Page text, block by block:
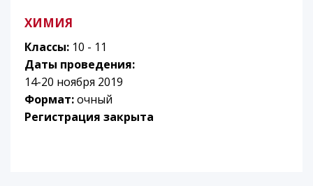
ХИМИЯ
Классы: 10 - 11
Даты проведения:
14-20 ноября 2019
Формат:очный
Регистрация закрыта